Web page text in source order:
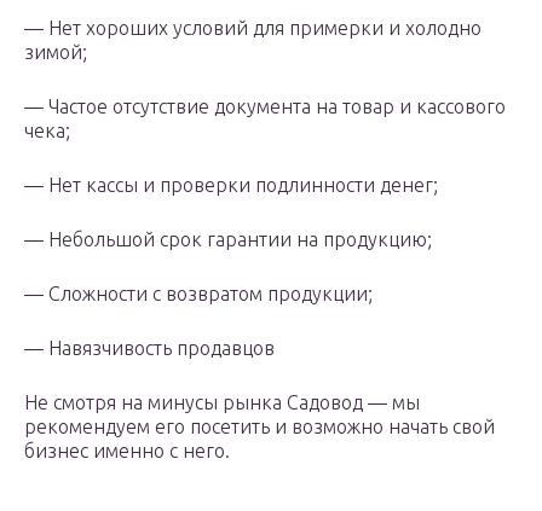
— Нет хороших условий для примерки и холодно
зимой;
— Частое отсутствие документа на товар и кассового
чека;
— Нет кассы и проверки подлинности денег;
— Небольшой срок гарантии на продукцию;
— Cложности с возвратом продукции;
— Навязчивость продавцов
Не смотря на минусы рынка Садовод — мы
рекомендуем его посетить и возможно начать свой
бизнес именно с него.